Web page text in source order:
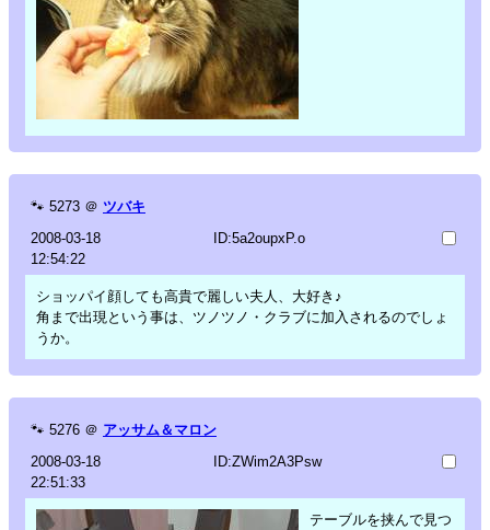
🐾 5273 ＠ ツバキ
2008-03-18
12:54:22
ID:5a2oupxP.o
ショッパイ顔しても高貴で麗しい夫人、大好き♪
角まで出現という事は、ツノツノ・クラブに加入されるのでしょ
うか。
🐾 5276 ＠ アッサム＆マロン
2008-03-18
22:51:33
ID:ZWim2A3Psw
テーブルを挟んで見つ